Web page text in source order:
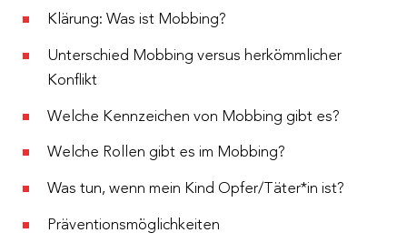
Klärung: Was ist Mobbing?
Unterschied Mobbing versus herkömmlicher
Konflikt
Welche Kennzeichen von Mobbing gibt es?
Welche Rollen gibt es im Mobbing?
Was tun, wenn mein Kind Opfer/Täter*in ist?
Präventionsmöglichkeiten